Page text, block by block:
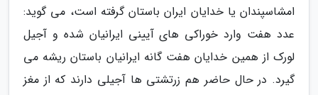
امشاسپندان یا خدایان ایران باستان گرفته است، می گوید:
عدد هفت وارد خوراکی های آیینی ایرانیان شده و آجیل
لورک از همین خدایان هفت گانه ایرانیان باستان ریشه می
گیرد. در حال حاضر هم زرتشتی ها آجیلی دارند که از مغز